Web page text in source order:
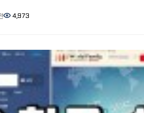
돈 만드는 법과 선배들의 꿀팁
1 일본 핸드폰, 통신사 추천은? 알뜰폰
11 재일한국인이 추천하는 일본 신용카드
잘 나고 혜택이 높은 카드는?
life2/130
비 정도는 포인트로 해결할 수 있는 나라죠.
뤄볼게요.
완벽한 부부인가?" 가장 먼저 할 일은
먼저 신고하고 한국에 사후 신고를 했어요. 일
수리증명서'를 들고 영사관에 가니 금방
시 제출할 호적등본(고세키토본)에 제 이름이
그 뭉클함! 꼭 확인하세요.
증명하라고요?" (질문서 작성) 결혼비자의 꽃
書)입니다. 이게 제일 공이 많이 들어갔어요. 내
개자 유무, 프러포즈 경위, 사용 언어 등... 거의
4,973